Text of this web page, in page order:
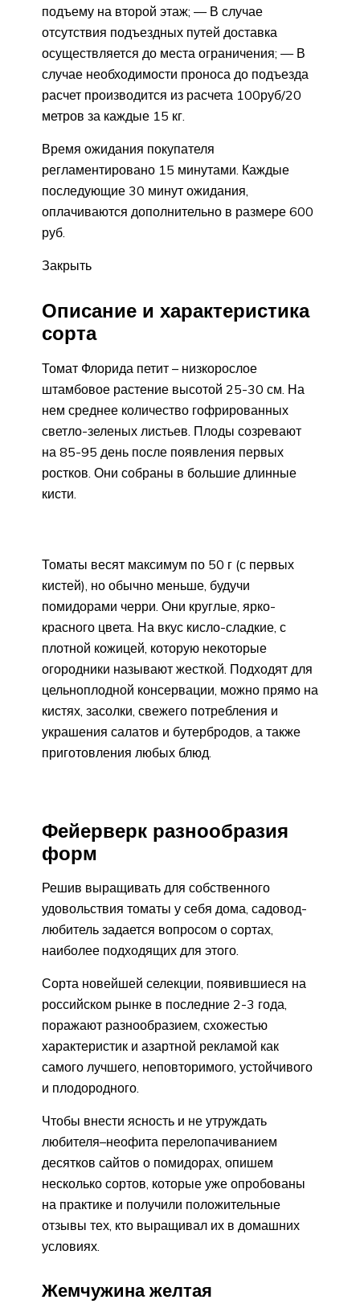
подъему на второй этаж; — В случае
отсутствия подъездных путей доставка
осуществляется до места ограничения; — В
случае необходимости проноса до подъезда
расчет производится из расчета 100руб/20
метров за каждые 15 кг.
Время ожидания покупателя
регламентировано 15 минутами. Каждые
последующие 30 минут ожидания,
оплачиваются дополнительно в размере 600
руб.
Закрыть
Описание и характеристика
сорта
Томат Флорида петит – низкорослое
штамбовое растение высотой 25-30 см. На
нем среднее количество гофрированных
светло-зеленых листьев. Плоды созревают
на 85-95 день после появления первых
ростков. Они собраны в большие длинные
кисти.
Томаты весят максимум по 50 г (с первых
кистей), но обычно меньше, будучи
помидорами черри. Они круглые, ярко-
красного цвета. На вкус кисло-сладкие, с
плотной кожицей, которую некоторые
огородники называют жесткой. Подходят для
цельноплодной консервации, можно прямо на
кистях, засолки, свежего потребления и
украшения салатов и бутербродов, а также
приготовления любых блюд.
Фейерверк разнообразия
форм
Решив выращивать для собственного
удовольствия томаты у себя дома, садовод-
любитель задается вопросом о сортах,
наиболее подходящих для этого.
Сорта новейшей селекции, появившиеся на
российском рынке в последние 2-3 года,
поражают разнообразием, схожестью
характеристик и азартной рекламой как
самого лучшего, неповторимого, устойчивого
и плодородного.
Чтобы внести ясность и не утруждать
любителя–неофита перелопачиванием
десятков сайтов о помидорах, опишем
несколько сортов, которые уже опробованы
на практике и получили положительные
отзывы тех, кто выращивал их в домашних
условиях.
Жемчужина желтая